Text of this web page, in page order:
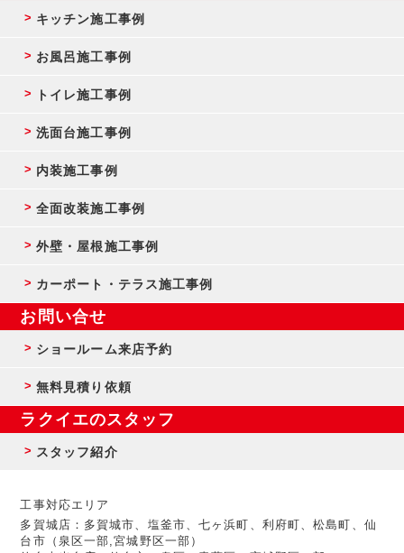
キッチン施工事例
お風呂施工事例
トイレ施工事例
洗面台施工事例
内装施工事例
全面改装施工事例
外壁・屋根施工事例
カーポート・テラス施工事例
お問い合せ
ショールーム来店予約
無料見積り依頼
ラクイエのスタッフ
スタッフ紹介
工事対応エリア
多賀城店：多賀城市、塩釜市、七ヶ浜町、利府町、松島町、仙
台市（泉区一部,宮城野区一部）